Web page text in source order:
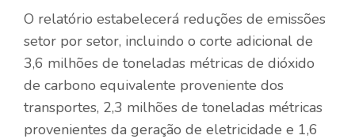
O relatório estabelecerá reduções de emissões
setor por setor, incluindo o corte adicional de
3,6 milhões de toneladas métricas de dióxido
de carbono equivalente proveniente dos
transportes, 2,3 milhões de toneladas métricas
provenientes da geração de eletricidade e 1,6